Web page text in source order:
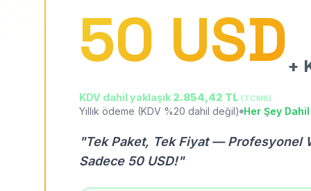
50 USD +
KDV dahil yaklaşık 2.854,42 TL (TCMB)
Yıllık ödeme (KDV %20 dahil değil) Her Şey Dahil
"Tek Paket, Tek Fiyat — Profesyonel
Sadece 50 USD!"